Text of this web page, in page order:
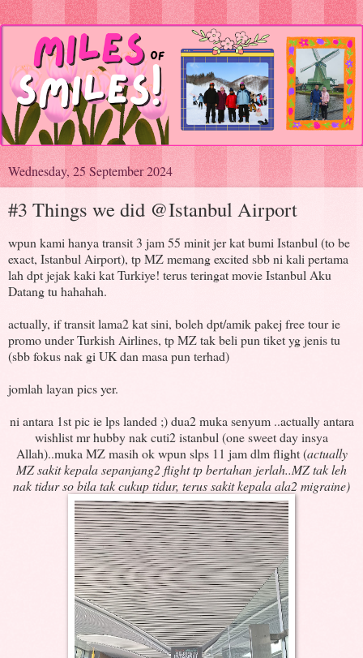
Wednesday, 25 September 2024
#3 Things we did @Istanbul Airport
wpun kami hanya transit 3 jam 55 minit jer kat bumi Istanbul (to be
exact, Istanbul Airport), tp MZ memang excited sbb ni kali pertama
lah dpt jejak kaki kat Turkiye! terus teringat movie Istanbul Aku
Datang tu hahahah.
actually, if transit lama2 kat sini, boleh dpt/amik pakej free tour ie
promo under Turkish Airlines, tp MZ tak beli pun tiket yg jenis tu
(sbb fokus nak gi UK dan masa pun terhad)
jomlah layan pics yer.
ni antara 1st pic ie lps landed ;) dua2 muka senyum ..actually antara
wishlist mr hubby nak cuti2 istanbul (one sweet day insya
Allah)..muka MZ masih ok wpun slps 11 jam dlm flight (actually
MZ sakit kepala sepanjang2 flight tp bertahan jerlah..MZ tak leh
nak tidur so bila tak cukup tidur, terus sakit kepala ala2 migraine)